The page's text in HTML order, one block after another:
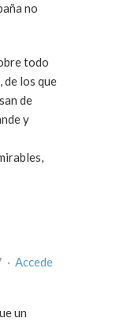
no
todo
de los que
de
y
Diego en marzo 29, 2007 · Accede
un